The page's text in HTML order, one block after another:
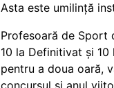
Asta este umilință
Profesoară de Sport
10 la Definitivat și 10
pentru a doua oară,
concursul și anul